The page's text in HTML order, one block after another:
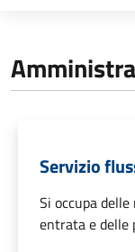
Servizio
Si occupa
entrata e delle